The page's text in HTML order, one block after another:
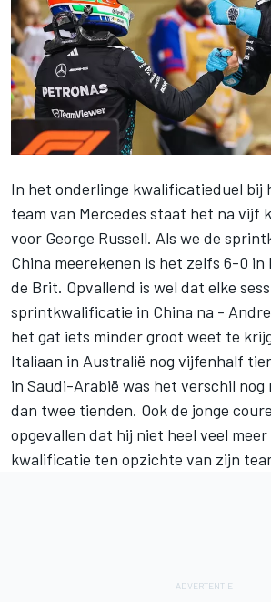
In het onderlinge kwalificatieduel bij
team van Mercedes staat het na vijf
voor George Russell. Als we de
China meerekenen is het zelfs 6-0 in
de Brit. Opvallend is wel dat elke
sprintkwalificatie in China na -
het gat iets minder groot weet te
Italiaan in Australië nog vijfenhalf
in Saudi-Arabië was het verschil nog
dan twee tienden. Ook de jonge
opgevallen dat hij niet heel veel
kwalificatie ten opzichte van zijn